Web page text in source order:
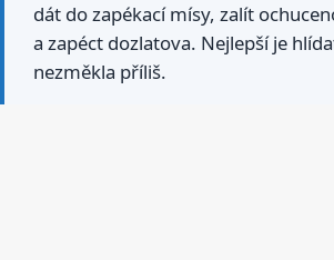
dát do zapékací mísy, zalít
a zapéct dozlatova. Nejlepší je
nezměkla příliš.